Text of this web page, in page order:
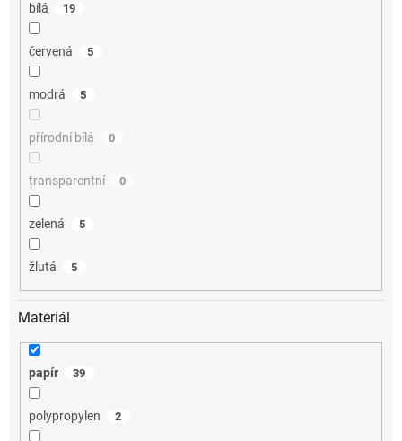
bílá 19
červená 5
modrá 5
přírodní bílá 0
transparentní 0
zelená 5
žlutá 5
Materiál
papír 39
polypropylen 2